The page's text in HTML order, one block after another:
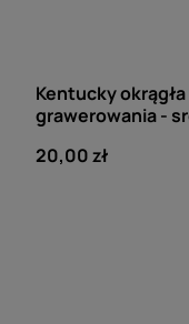
Kentucky
grawerowania -
20,00 zł